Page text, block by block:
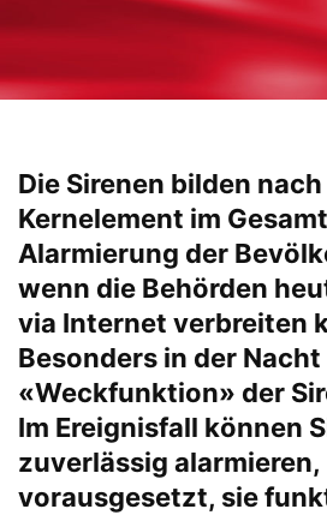
Die Sirenen bilden
Kernelement im
Alarmierung der
wenn die Behörden
via Internet verbreiten
Besonders in der
«Weckfunktion» der
Im Ereignisfall können
zuverlässig alarmieren,
vorausgesetzt, sie